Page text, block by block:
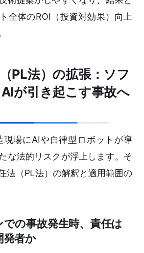
全体のROI（投資対効果）向上
PL法）の拡張：ソフ
が引き起こす事故へ
現場にAIや自律型ロボットが導
な法的リスクが浮上します。そ
法（PL法）の解釈と適用範囲の
での事故発生時、責任は
発者か